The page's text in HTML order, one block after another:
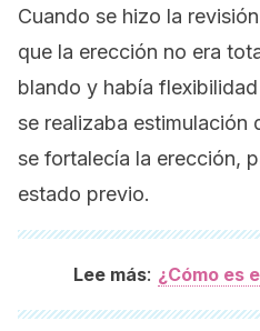
Cuando se hizo la
que la erección no era
blando y había
se realizaba estimulación
se fortalecía la erección,
estado previo.
Lee más: ¿Cómo es